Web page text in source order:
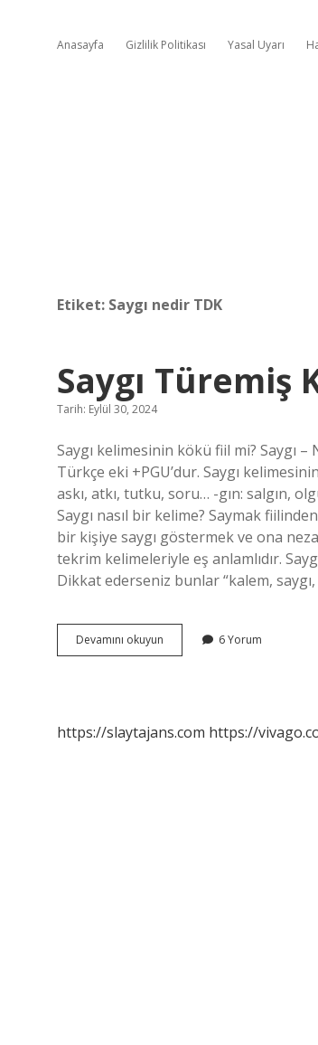
Anasayfa Gizlilik Politikası Yasal Uyarı
Etiket: Saygı nedir TDK
Saygı Türemiş
Tarih: Eylül 30, 2024
Saygı kelimesinin kökü fiil mi? Saygı
Türkçe eki +PGU’dur. Saygı
askı, atkı, tutku, soru… -gın: salgın,
Saygı nasıl bir kelime? Saymak
bir kişiye saygı göstermek ve ona
tekrim kelimeleriyle eş anlamlıdır.
Dikkat ederseniz bunlar “kalem,
Devamını okuyun
Türemiş
6 Yorum
https://slaytajans.com https://